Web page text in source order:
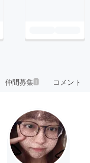
仲間募集 1 コメント